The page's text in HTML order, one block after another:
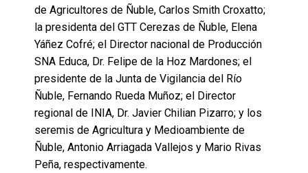
de Agricultores de Ñuble, Carlos Smith Croxatto;
la presidenta del GTT Cerezas de Ñuble, Elena
Yáñez Cofré; el Director nacional de Producción
SNA Educa, Dr. Felipe de la Hoz Mardones; el
presidente de la Junta de Vigilancia del Río
Ñuble, Fernando Rueda Muñoz; el Director
regional de INIA, Dr. Javier Chilian Pizarro; y los
seremis de Agricultura y Medioambiente de
Ñuble, Antonio Arriagada Vallejos y Mario Rivas
Peña, respectivamente.